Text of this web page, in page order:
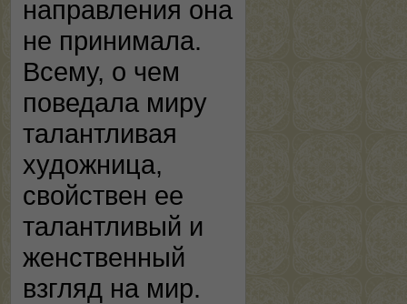
направления она
не принимала.
Всему, о чем
поведала миру
талантливая
художница,
свойствен ее
талантливый и
женственный
взгляд на мир.